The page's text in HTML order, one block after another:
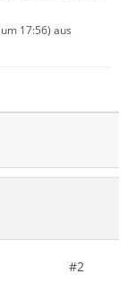
17:56) aus
#2